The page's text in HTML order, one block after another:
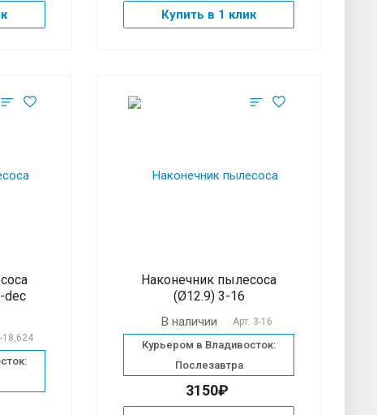
Купить в 1 клик
dec
18,624
Наконечник пылесоса
(Ø12.9) 3-16
В наличии Арт. 3-16
Курьером в Владивосток:
Послезавтра
3150₽